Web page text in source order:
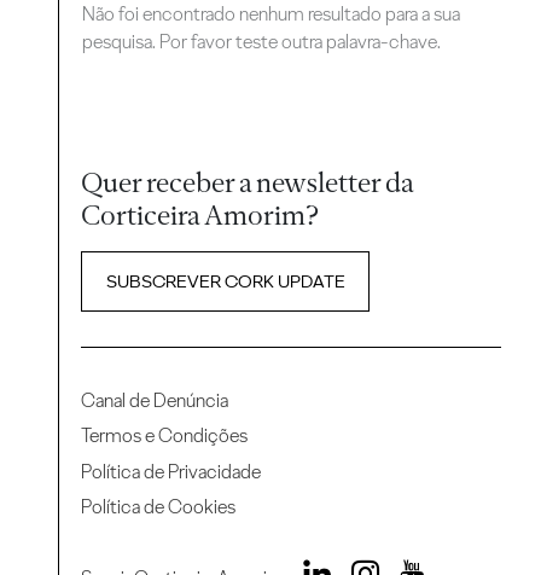
Não foi encontrado nenhum resultado para a sua
pesquisa. Por favor teste outra palavra-chave.
Quer receber a newsletter da
Corticeira Amorim?
SUBSCREVER CORK UPDATE
Canal de Denúncia
Termos e Condições
Política de Privacidade
Política de Cookies